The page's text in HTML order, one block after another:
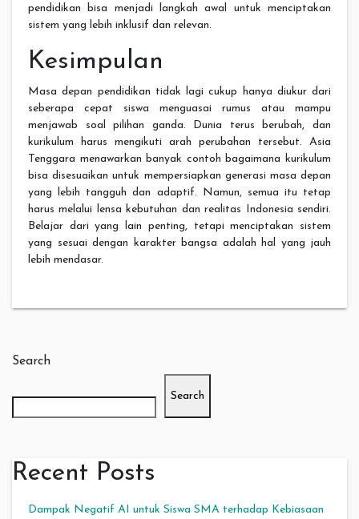
pendidikan bisa menjadi langkah awal untuk menciptakan
sistem yang lebih inklusif dan relevan.
Kesimpulan
Masa depan pendidikan tidak lagi cukup hanya diukur dari
seberapa cepat siswa menguasai rumus atau mampu
menjawab soal pilihan ganda. Dunia terus berubah, dan
kurikulum harus mengikuti arah perubahan tersebut. Asia
Tenggara menawarkan banyak contoh bagaimana kurikulum
bisa disesuaikan untuk mempersiapkan generasi masa depan
yang lebih tangguh dan adaptif. Namun, semua itu tetap
harus melalui lensa kebutuhan dan realitas Indonesia sendiri.
Belajar dari yang lain penting, tetapi menciptakan sistem
yang sesuai dengan karakter bangsa adalah hal yang jauh
lebih mendasar.
Search
Search
Recent Posts
Dampak Negatif AI untuk Siswa SMA terhadap Kebiasaan